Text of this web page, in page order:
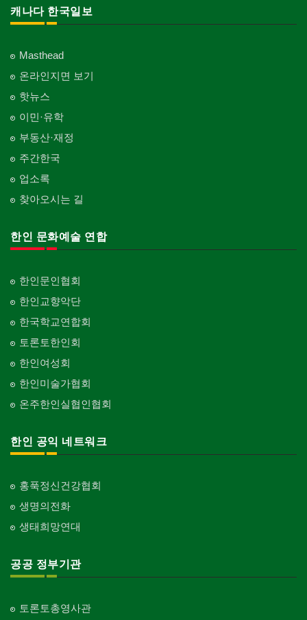
캐나다 한국일보
Masthead
온라인지면 보기
핫뉴스
이민·유학
부동산·재정
주간한국
업소록
찾아오시는 길
한인 문화예술 연합
한인문인협회
한인교향악단
한국학교연합회
토론토한인회
한인여성회
한인미술가협회
온주한인실협인협회
한인 공익 네트워크
홍푹정신건강협회
생명의전화
생태희망연대
공공 정부기관
토론토총영사관